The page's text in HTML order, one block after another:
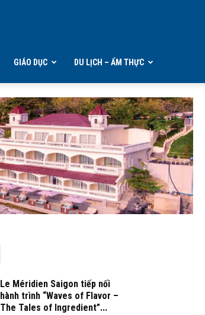
GIÁO DỤC DU LỊCH – ẨM THỰC
Le Méridien Saigon tiếp nối
hành trình “Waves of Flavor –
The Tales of Ingredient”...